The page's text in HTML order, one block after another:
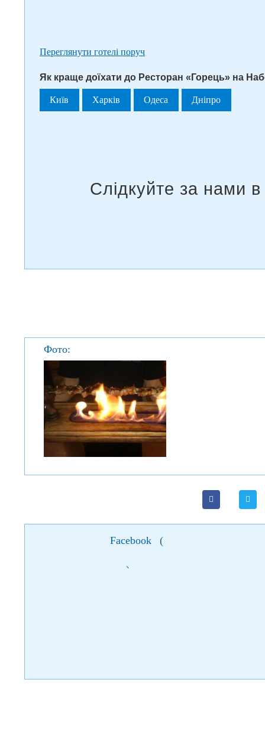
Переглянути готелі поруч
Як краще доїхати до Ресторан «Горець» на
Київ Харків Одеса Дніпро
Фото:
Facebook (
)